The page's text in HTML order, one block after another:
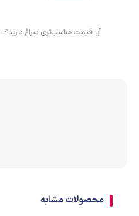
آیا قیمت مناسب‌تری سراغ دارید؟
محصولات مشابه